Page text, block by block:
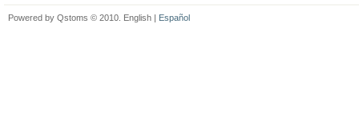
Powered by Qstoms © 2010. English | Español